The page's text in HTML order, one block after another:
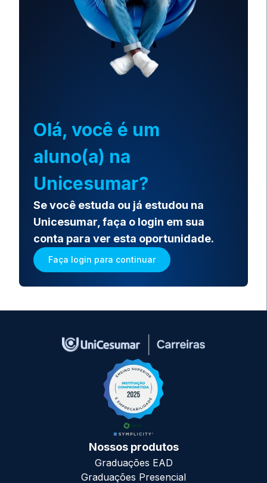
Olá, você é um
aluno(a) na
Unicesumar?
Se você estuda ou já estudou na
Unicesumar, faça o login em sua
conta para ver esta oportunidade.
Faça login para continuar
Nossos produtos
Graduações EAD
Graduações Presencial